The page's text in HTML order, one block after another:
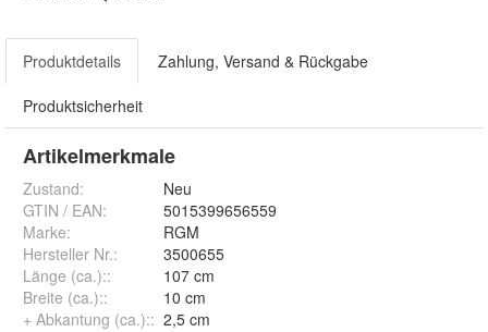
Produktdetails Zahlung, Versand & Rückgabe
Produktsicherheit
Artikelmerkmale
Zustand:
Neu
GTIN / EAN:
5015399656559
Marke:
RGM
Hersteller Nr.:
3500655
Länge (ca.)::
107 cm
Breite (ca.)::
10 cm
+ Abkantung (ca.):: 2,5 cm